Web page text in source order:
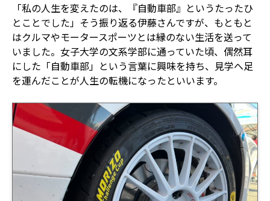
「私の人生を変えたのは、『自動車部』というたったひ
とことでした」そう振り返る伊藤さんですが、もともと
はクルマやモータースポーツとは縁のない生活を送って
いました。女子大学の文系学部に通っていた頃、偶然耳
にした「自動車部」という言葉に興味を持ち、見学へ足
を運んだことが人生の転機になったといいます。